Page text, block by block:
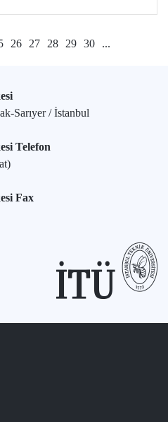
26 27 28 29 30 ...
Sarıyer / İstanbul
Telefon
Fax